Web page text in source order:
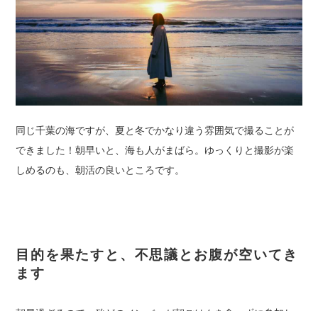
同じ千葉の海ですが、夏と冬でかなり違う雰囲気で撮ることが
できました！朝早いと、海も人がまばら。ゆっくりと撮影が楽
しめるのも、朝活の良いところです。
目的を果たすと、不思議とお腹が空いてき
ます